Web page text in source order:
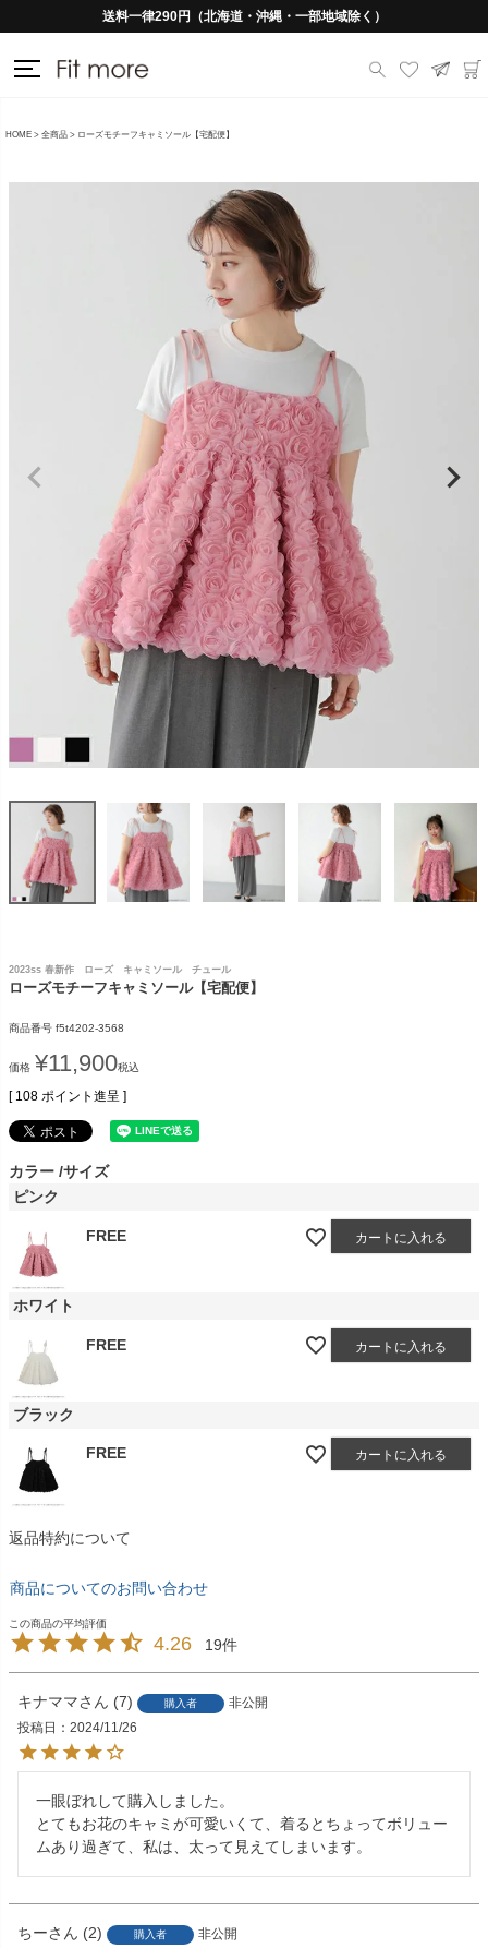
送料一律290円（北海道・沖縄・一部地域除く）
HOME 全商品 ローズモチーフキャミソール【宅配便】
2023ss 春新作 ローズ キャミソール チュール
ローズモチーフキャミソール【宅配便】
商品番号 f5t4202-3568
価格 ¥11,900税込
[ 108 ポイント進呈 ]
カラー サイズ
ピンク
FREE カートに入れる
ホワイト
FREE カートに入れる
ブラック
FREE カートに入れる
返品特約について
商品についてのお問い合わせ
4.26 19
キナママ 7 購入者
非公開
投稿日
2024/11/26
一眼ぼれして購入しました。
とてもお花のキャミが可愛いくて、着るとちょってボリュー
ムあり過ぎて、私は、太って見えてしまいます。
ちー 2 購入者
非公開